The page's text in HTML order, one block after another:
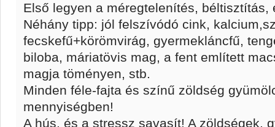
Első legyen a méregtelenítés, béltisztítás,
Néhány tipp: jól felszívódó cink,
fecskefű+körömvirág, gyermekláncfű,
biloba, máriatövis mag, a fent említett
magja töményen, stb.
Minden féle-fajta és színű zöldség
mennyiségben!
A hús, és a stressz savasít! A zöldségek,